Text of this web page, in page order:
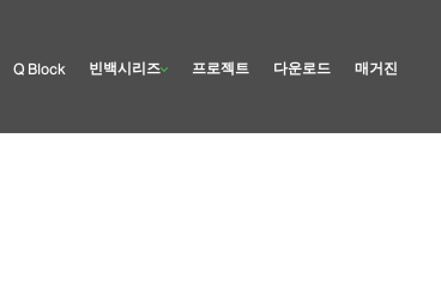
Q Block 빈백시리즈 프로젝트 다운로드 매거진